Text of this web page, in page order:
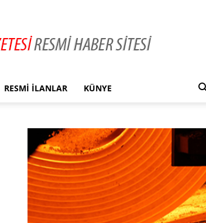
RESMI İLANLAR KÜNYE